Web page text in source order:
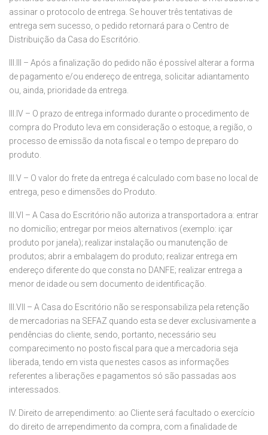
assinar o protocolo de entrega. Se houver três tentativas de
entrega sem sucesso, o pedido retornará para o Centro de
Distribuição da Casa do Escritório.
III.III – Após a finalização do pedido não é possível alterar a forma
de pagamento e/ou endereço de entrega, solicitar adiantamento
ou, ainda, prioridade da entrega.
III.IV – O prazo de entrega informado durante o procedimento de
compra do Produto leva em consideração o estoque, a região, o
processo de emissão da nota fiscal e o tempo de preparo do
produto.
III.V – O valor do frete da entrega é calculado com base no local de
entrega, peso e dimensões do Produto.
III.VI – A Casa do Escritório não autoriza a transportadora a: entrar
no domicílio; entregar por meios alternativos (exemplo: içar
produto por janela); realizar instalação ou manutenção de
produtos; abrir a embalagem do produto; realizar entrega em
endereço diferente do que consta no DANFE; realizar entrega a
menor de idade ou sem documento de identificação.
III.VII – A Casa do Escritório não se responsabiliza pela retenção
de mercadorias na SEFAZ quando esta se dever exclusivamente a
pendências do cliente, sendo, portanto, necessário seu
comparecimento no posto fiscal para que a mercadoria seja
liberada, tendo em vista que nestes casos as informações
referentes a liberações e pagamentos só são passadas aos
interessados.
IV. Direito de arrependimento: ao Cliente será facultado o exercício
do direito de arrependimento da compra, com a finalidade de